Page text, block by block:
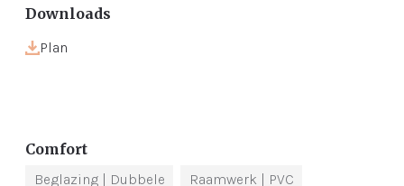
Downloads
Plan
Comfort
Beglazing | Dubbele Raamwerk | PVC